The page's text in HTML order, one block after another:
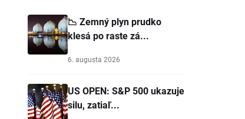
📉 Zemný plyn prudko
klesá po raste zá...
6. augusta 2026
US OPEN: S&P 500 ukazuje
silu, zatiaľ...